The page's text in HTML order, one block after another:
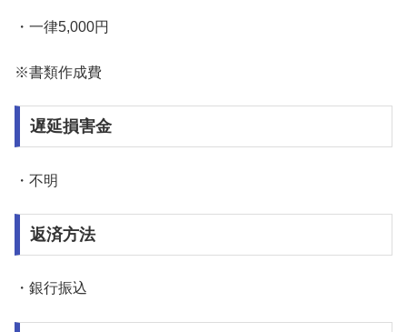
・一律5,000円
※書類作成費
遅延損害金
・不明
返済方法
・銀行振込